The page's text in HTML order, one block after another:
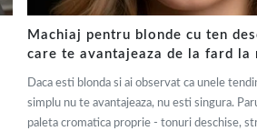
Machiaj pentru blonde cu ten
care te avantajeaza de la fard la
Daca esti blonda si ai observat ca unele
simplu nu te avantajeaza, nu esti singura.
paleta cromatica proprie - tonuri deschise,